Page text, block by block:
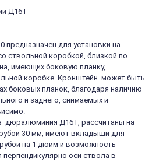
Д16Т
для установки на
ствольной коробкой, близкой по
имеющих боковую планку,
коробке. Кронштейн может быть
боковых планок, благодаря наличию
и заднего, снимаемых и
дюралюминия Д16Т, рассчитаны на
30 мм, имеют вкладыши для
на 1 дюйм и возможность
оси ствола в